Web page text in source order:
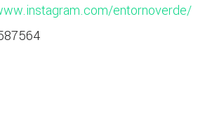
entornoverde/